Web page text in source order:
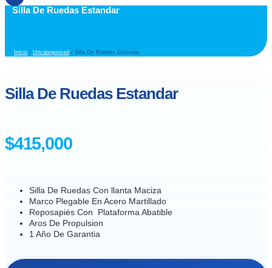
Silla De Ruedas Estandar
Inicio / Uncategorized / Silla De Ruedas Estandar
Silla De Ruedas Estandar
$415,000
Silla De Ruedas Con llanta Maciza
Marco Plegable En Acero Martillado
Reposapiés Con Plataforma Abatible
Aros De Propulsion
1 Año De Garantia